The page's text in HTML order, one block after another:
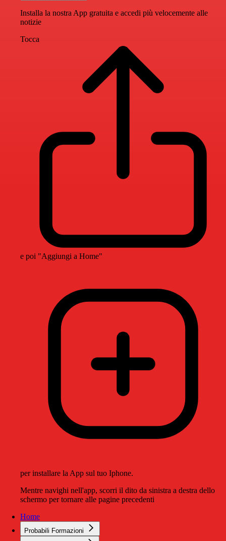
Installa la nostra App gratuita e accedi più velocemente alle
notizie
Tocca
e poi "Aggiungi a Home"
per installare la App sul tuo Iphone.
Mentre navighi nell'app, scorri il dito da sinistra a destra dello
schermo per tornare alle pagine precedenti
Home
Probabili Formazioni